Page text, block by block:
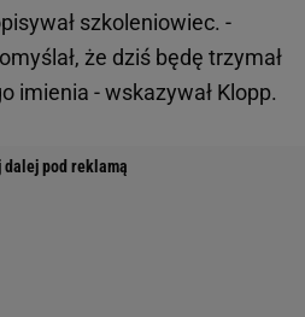
szkoleniowiec. -
że dziś będę trzymał
imienia - wskazywał Klopp.